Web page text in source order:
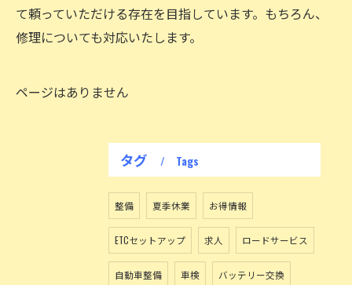
て頼っていただける存在を目指しています。もちろん、
修理についても対応いたします。
ページはありません
タグ Tags
整備 夏季休業 お得情報
ETCセットアップ 求人 ロードサービス
自動車整備 車検 バッテリー交換